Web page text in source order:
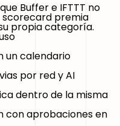
Buffer e IFTTT no
scorecard premia
propia categoría.
un calendario
por red y AI
dentro de la misma
con aprobaciones en